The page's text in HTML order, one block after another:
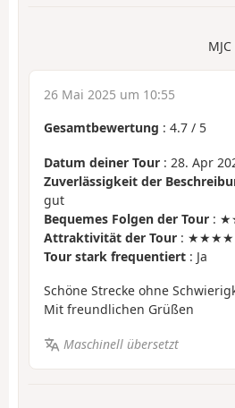
26 Mai 2025 um 10:55
Gesamtbewertung : 4.7 / 5
Datum deiner Tour : 28. Apr
Zuverlässigkeit der
gut
Bequemes Folgen der Tour :
Attraktivität der Tour :
Tour stark frequentiert : Ja
Schöne Strecke ohne
Mit freundlichen Grüßen
Maschinell übersetzt